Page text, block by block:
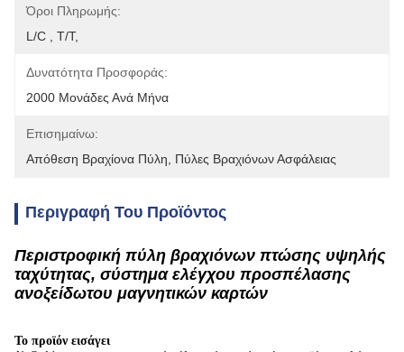
Όροι Πληρωμής:
L/C , T/T,
Δυνατότητα Προσφοράς:
2000 Μονάδες Ανά Μήνα
Επισημαίνω:
Απόθεση Βραχίονα Πύλη
Πύλες Βραχιόνων Ασφάλειας
Περιγραφή Του Προϊόντος
Περιστροφική πύλη βραχιόνων πτώσης υψηλής
ταχύτητας, σύστημα ελέγχου προσπέλασης
ανοξείδωτου μαγνητικών καρτών
Το προϊόν εισάγει